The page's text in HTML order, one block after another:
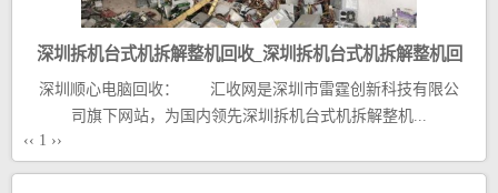
深圳拆机台式机拆解整机回收_深圳拆机台式机拆解整机回
收厂家
深圳顺心电脑回收： 汇收网是深圳市雷霆创新科技有限公
司旗下网站，为国内领先深圳拆机台式机拆解整机...
‹‹ 1 ››